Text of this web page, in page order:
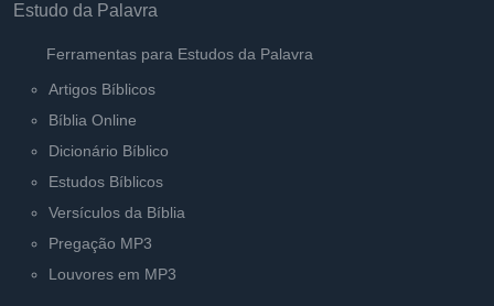
Estudo da Palavra
Ferramentas para Estudos da Palavra
Artigos Bíblicos
Bíblia Online
Dicionário Bíblico
Estudos Bíblicos
Versículos da Bíblia
Pregação MP3
Louvores em MP3